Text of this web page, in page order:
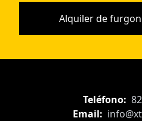
Alquiler de
Teléfono:
Email: